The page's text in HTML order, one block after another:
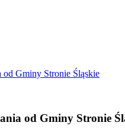
od Gminy Stronie